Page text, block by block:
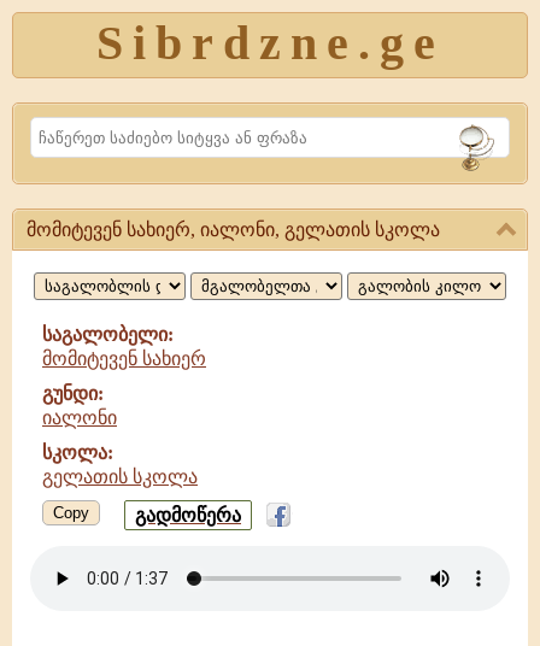
Sibrdzne.ge
Search
მომიტევენ
სახიერ,
იალონი,
გელათის
სკოლა
მომიტევენ სახიერ, იალონი, გელათის სკოლა
საგალობელი:
მომიტევენ სახიერ
გუნდი:
იალონი
სკოლა:
გელათის სკოლა
Copy გადმოწერა